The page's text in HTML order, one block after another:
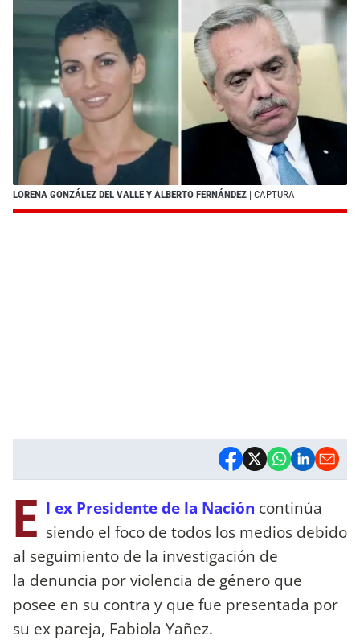
LORENA GONZÁLEZ DEL VALLE Y ALBERTO FERNÁNDEZ | CAPTURA
E l ex Presidente de la Nación continúa
siendo el foco de todos los medios debido
al seguimiento de la investigación de
la denuncia por violencia de género que
posee en su contra y que fue presentada por
su ex pareja, Fabiola Yañez.